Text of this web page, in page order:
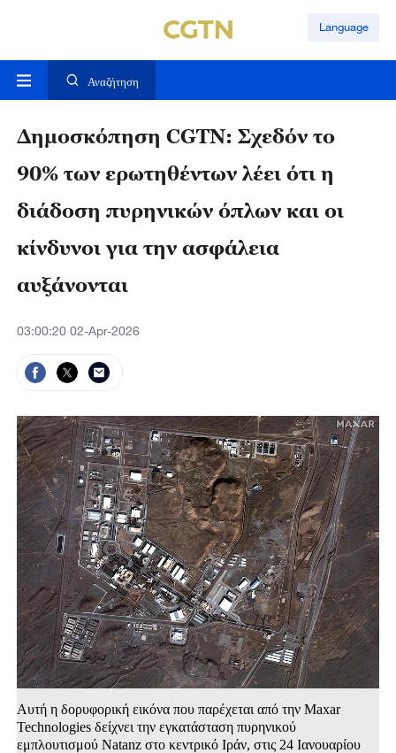
Language
Αναζήτηση
Δημοσκόπηση CGTN: Σχεδόν το
90% των ερωτηθέντων λέει ότι η
διάδοση πυρηνικών όπλων και οι
κίνδυνοι για την ασφάλεια
αυξάνονται
03:00:20 02-Apr-2026
Αυτή η δορυφορική εικόνα που παρέχεται από την Maxar
Technologies δείχνει την εγκατάσταση πυρηνικού
εμπλουτισμού Natanz στο κεντρικό Ιράν, στις 24 Ιανουαρίου